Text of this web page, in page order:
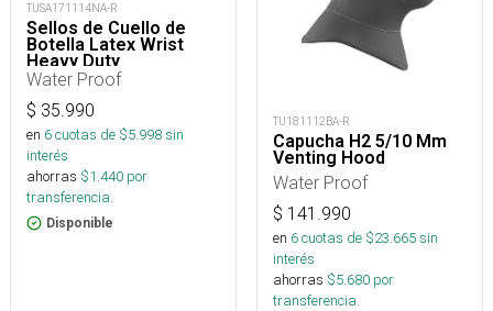
TUSA171114NA-R
Sellos de Cuello de
Botella Latex Wrist
Heavy Duty
Water Proof
$ 35.990
en 6cuotas de $5.998sin
interés
ahorras $1.440 por
transferencia.
Disponible
TU181112BA-R
Capucha H2 5/10 Mm
Venting Hood
Water Proof
$ 141.990
en 6cuotas de $23.665sin
interés
ahorras $5.680 por
transferencia.